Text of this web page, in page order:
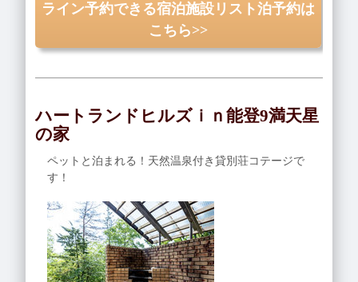
ライン予約できる宿泊施設リスト泊予約は
こちら>>
ハートランドヒルズｉｎ能登9満天星
の家
ペットと泊まれる！天然温泉付き貸別荘コテージで
す！